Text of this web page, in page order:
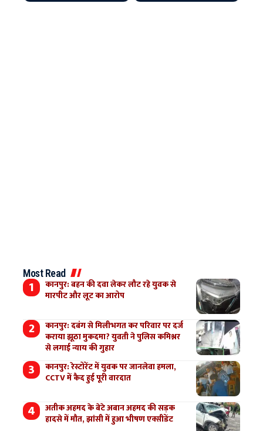
Most Read
कानपुर: बहन की दवा लेकर लौट रहे युवक से
मारपीट और लूट का आरोप
कानपुर: दबंग से मिलीभगत कर परिवार पर दर्ज
कराया झूठा मुकदमा? युवती ने पुलिस कमिश्नर
से लगाई न्याय की गुहार
कानपुर: रेस्टोरेंट में युवक पर जानलेवा हमला,
CCTV में कैद हुई पूरी वारदात
अतीक अहमद के बेटे अबान अहमद की सड़क
हादसे में मौत, झांसी में हुआ भीषण एक्सीडेंट